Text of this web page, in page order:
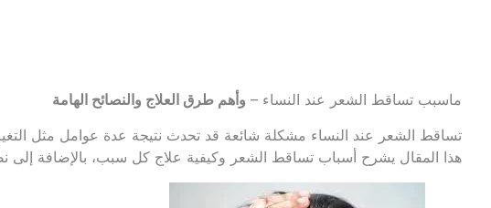
ماسبب تساقط الشعر عند النساء – وأهم طرق العلاج والنصائح الهامة
تساقط الشعر عند النساء مشكلة شائعة قد تحدث نتيجة عدة عوامل مثل
هذا المقال يشرح أسباب تساقط الشعر وكيفية علاج كل سبب، بالإضافة